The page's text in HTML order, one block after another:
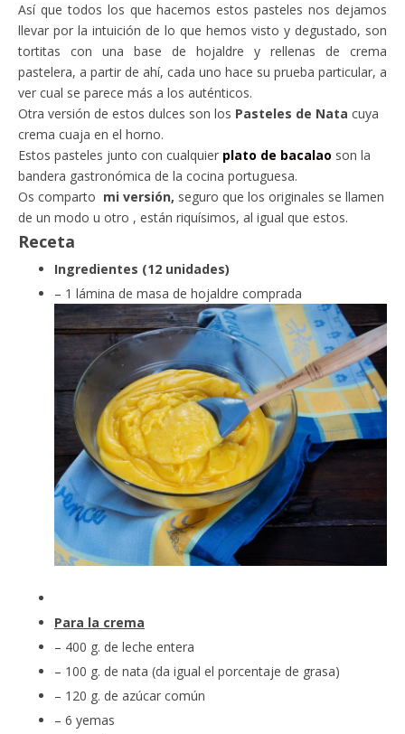
Así que todos los que hacemos estos pasteles nos dejamos
llevar por la intuición de lo que hemos visto y degustado, son
tortitas con una base de hojaldre y rellenas de crema
pastelera, a partir de ahí, cada uno hace su prueba particular, a
ver cual se parece más a los auténticos.
Otra versión de estos dulces son los Pasteles de Nata cuya
crema cuaja en el horno.
Estos pasteles junto con cualquier plato de bacalao son la
bandera gastronómica de la cocina portuguesa.
Os comparto mi versión, seguro que los originales se llamen
de un modo u otro , están riquísimos, al igual que estos.
Receta
Ingredientes (12 unidades)
– 1 lámina de masa de hojaldre comprada
Para la crema
– 400 g. de leche entera
– 100 g. de nata (da igual el porcentaje de grasa)
– 120 g. de azúcar común
– 6 yemas